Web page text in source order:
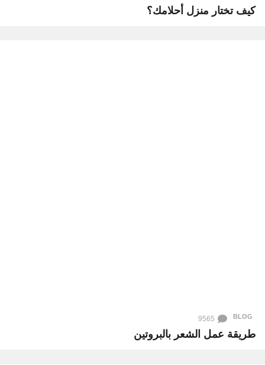
كيف تختار منزل أحلامك؟
BLOG
9565
طريقة عمل الشعر بالبروتين